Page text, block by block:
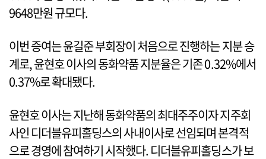
9648만원 규모다.
이번 증여는 윤길준 부회장이 처음으로 진행하는 지분 승
계로, 윤현호 이사의 동화약품 지분율은 기존 0.32%에서
0.37%로 확대됐다.
윤현호 이사는 지난해 동화약품의 최대주주이자 지주회
사인 디더블유피홀딩스의 사내이사로 선임되며 본격적
으로 경영에 참여하기 시작했다. 디더블유피홀딩스가 보